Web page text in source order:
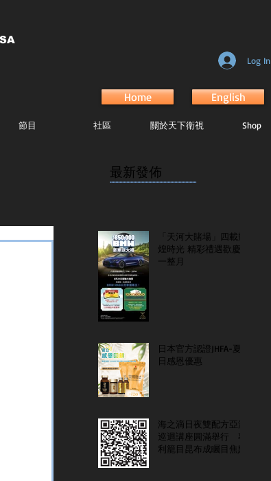
Log In
Home English
節目 社區 關於天下衛視 Shop
最新發佈
...............................................................
「天河大賭場」四載輝
煌時光 精彩禮遇歡慶
一整月
日本官方認證JHFA-夏
日感恩優惠
海之滴日夜雙配方亞洲
巡迴講座圓滿舉行 專
利籠目昆布成矚目焦點